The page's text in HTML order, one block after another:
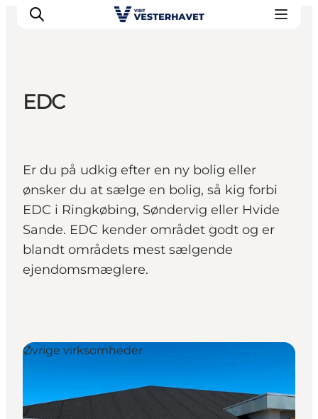
Vores Byer
Mad & Overnatning
Køb billet
Planlæg din ferie
EDC
Er du på udkig efter en ny bolig eller
ønsker du at sælge en bolig, så kig forbi
EDC i Ringkøbing, Søndervig eller Hvide
Sande. EDC kender området godt og er
blandt områdets mest sælgende
ejendomsmæglere.
Øvrige virksomheder